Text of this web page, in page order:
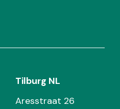
Tilburg NL
Aresstraat 26